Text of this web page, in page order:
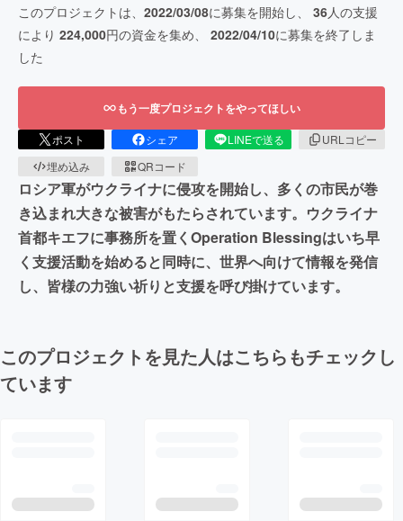
このプロジェクトは、 2022/03/08に募集を開始し、 36人の支援
により 224,000円の資金を集め、 2022/04/10に募集を終了しま
した
もう一度プロジェクトをやってほしい
ポスト シェア LINEで送る
URLコピー
埋め込み
QRコード
ロシア軍がウクライナに侵攻を開始し、多くの市民が巻
き込まれ大きな被害がもたらされています。ウクライナ
首都キエフに事務所を置くOperation Blessingはいち早
く支援活動を始めると同時に、世界へ向けて情報を発信
し、皆様の力強い祈りと支援を呼び掛けています。
このプロジェクトを見た人はこちらもチェックし
ています